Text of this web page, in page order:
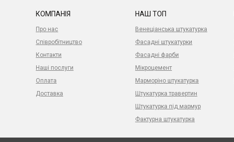
КОМПАНІЯ
Про нас
Співробітництво
Контакти
Наші послуги
Оплата
Доставка
НАШ ТОП
Венеціанська штукатурка
Фасадні штукатурки
Фасадні фарби
Мікроцемент
Марморіно штукатурка
Штукатурка травертин
Штукатурка під мармур
Фактурна штукатурка